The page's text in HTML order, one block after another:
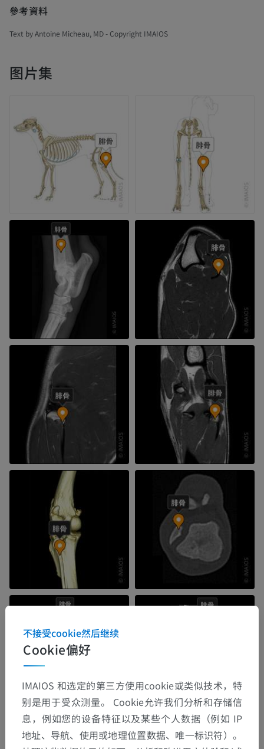
參考資料
Text by Antoine Micheau, MD - Copyright IMAIOS
图片集
Cookie偏好
不接受cookie然后继续
IMAIOS 和选定的第三方使用cookie或类似技术，特
别是用于受众测量。 Cookie允许我们分析和存储信
息，例如您的设备特征以及某些个人数据（例如 IP
地址、导航、使用或地理位置数据、唯一标识符）。